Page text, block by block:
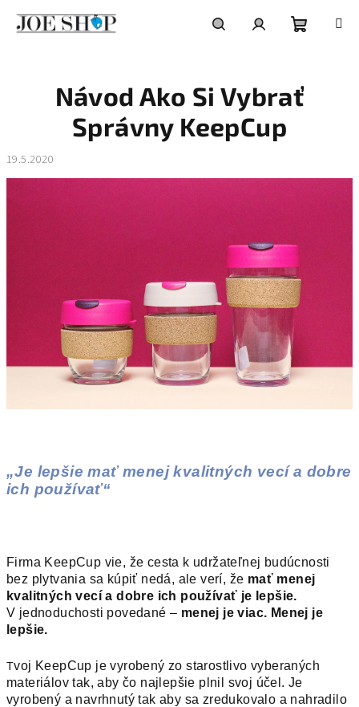
košík
Návod Ako Si Vybrať
Správny KeepCup
19.5.2020
„Je lepšie mať menej kvalitných vecí a dobre
ich používať“
Firma KeepCup vie, že cesta k udržateľnej budúcnosti
bez plytvania sa kúpiť nedá, ale verí, že mať menej
kvalitných vecí a dobre ich používať je lepšie.
V jednoduchosti povedané – menej je viac. Menej je
lepšie.
Tvoj KeepCup je vyrobený zo starostlivo vyberaných
materiálov tak, aby čo najlepšie plnil svoj účel. Je
vyrobený a navrhnutý tak aby sa zredukovalo a nahradilo